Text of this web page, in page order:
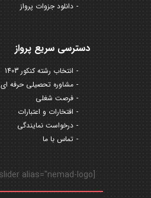
دانلود جزوات پرواز
دسترسی سریع پرواز
انتخاب رشته کنکور 1403
مشاوره تحصیلی حرفه ای
فرصت شغلی
افتخارات و اعتبارات
درخواست نمایندگی
تماس با ما
[rev_slider alias="nemad-logo"]